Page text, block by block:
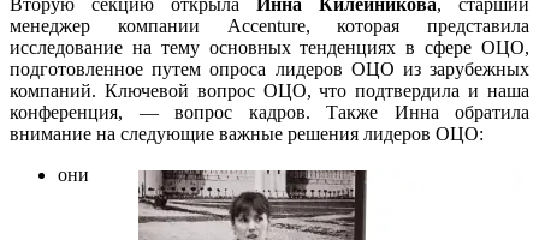
менеджер компании Accenture, которая представила
исследование на тему основных тенденциях в сфере ОЦО,
подготовленное путем опроса лидеров ОЦО из зарубежных
компаний. Ключевой вопрос ОЦО, что подтвердила и наша
конференция, — вопрос кадров. Также Инна обратила
внимание на следующие важные решения лидеров ОЦО:
они